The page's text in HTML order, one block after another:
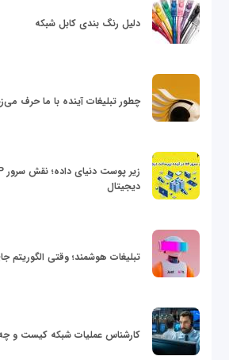
دلیل رنگ بندی کابل شبکه
چطور تبلیغات آینده با ما حرف
دیجیتال
تبلیغات هوشمند؛ وقتی الگوریتم
کارشناس عملیات شبکه کیست و